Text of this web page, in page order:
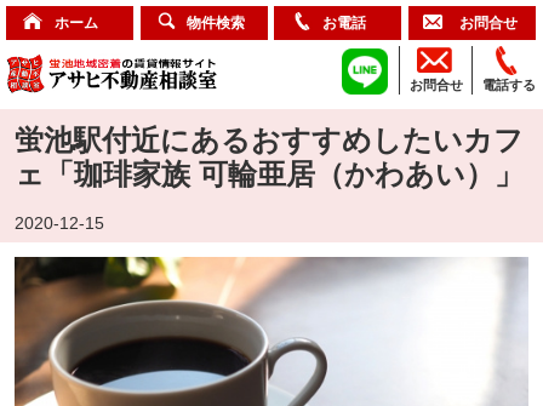
ホーム 物件検索 お電話 お問合せ
電話する
お問合せ
蛍池駅付近にあるおすすめしたいカフ
ェ「珈琲家族 可輪亜居（かわあい）」
2020-12-15